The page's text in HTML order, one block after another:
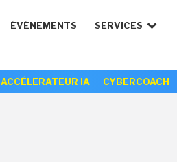
ÉVÉNEMENTS SERVICES
ACCÉLERATEUR IA CYBERCOACH